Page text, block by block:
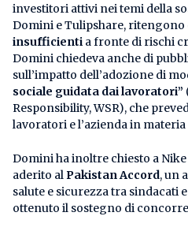
investitori attivi nei temi della
Domini e Tulipshare, ritengono
insufficienti a fronte di rischi
Domini chiedeva anche di
sull’impatto dell’adozione di
sociale guidata dai lavoratori”
Responsibility, WSR), che
lavoratori e l’azienda in
Domini ha inoltre chiesto a
aderito alPakistan Accord, un
salute e sicurezza tra sindacati
ottenuto il sostegno di